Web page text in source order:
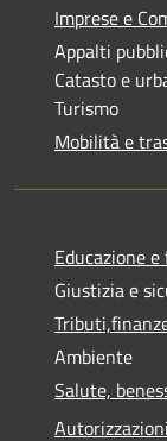
Imprese e
Appalti
Catasto e
Turismo
Mobilità e
Educazione
Giustizia e
Ambiente
Salute,
Autorizzazioni